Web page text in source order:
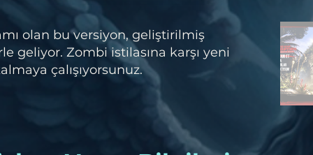
olan bu versiyon, geliştirilmiş
geliyor. Zombi istilasına karşı yeni
çalışıyorsunuz.